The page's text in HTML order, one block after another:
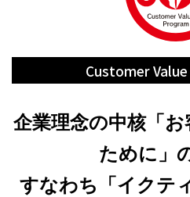
Customer
企業理念の中核「お
ために」
すなわち「イクテ